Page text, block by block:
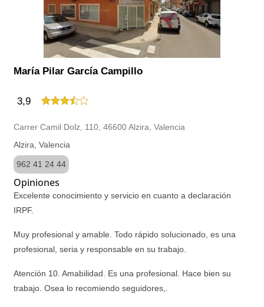
María Pilar García Campillo
3,9
Carrer Camil Dolz, 110, 46600 Alzira, Valencia
Alzira, Valencia
962 41 24 44
Opiniones
Excelente conocimiento y servicio en cuanto a declaración
IRPF.
Muy profesional y amable. Todo rápido solucionado, es una
profesional, seria y responsable en su trabajo.
Atención 10. Amabilidad. Es una profesional. Hace bien su
trabajo. Osea lo recomiendo seguidores,.